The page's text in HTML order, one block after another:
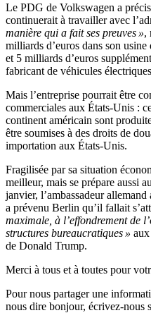
Le PDG de Volkswagen a
continuerait à travailler avec
manière qui a fait ses preuves »,
milliards d’euros dans son usine
et 5 milliards d’euros
fabricant de véhicules
Mais l’entreprise pourrait être
commerciales aux États-Unis :
continent américain sont
être soumises à des droits de
importation aux États-Unis.
Fragilisée par sa situation
meilleur, mais se prépare aussi
janvier, l’ambassadeur
a prévenu Berlin qu’il fallait
maximale, à l’effondrement de
structures bureaucratiques »
de Donald Trump.
Merci à tous et à toutes pour
Pour nous partager une
nous dire bonjour, écrivez-nous